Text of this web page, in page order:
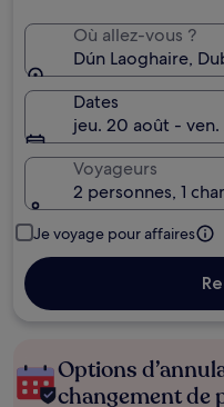
Où allez-vous ?
Dún Laoghaire,
Dates
jeu. 20 août - ven.
Voyageurs
2 personnes, 1
Je voyage pour affaires
Options
changement de